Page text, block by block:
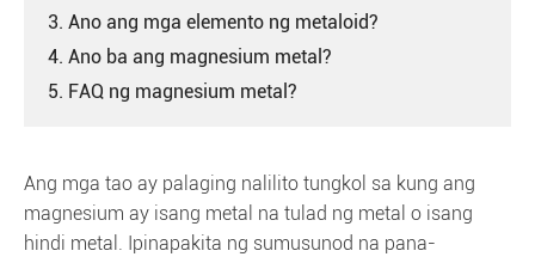
3. Ano ang mga elemento ng metaloid?
4. Ano ba ang magnesium metal?
5. FAQ ng magnesium metal?
Ang mga tao ay palaging nalilito tungkol sa kung ang
magnesium ay isang metal na tulad ng metal o isang
hindi metal. Ipinapakita ng sumusunod na pana-